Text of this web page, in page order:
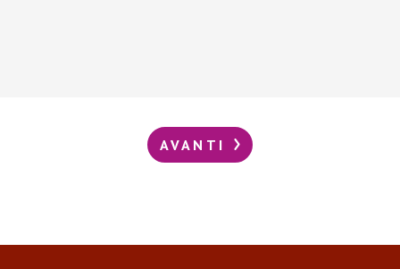
AVANTI